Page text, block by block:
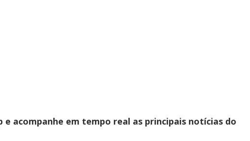
e acompanhe em tempo real as principais notícias do